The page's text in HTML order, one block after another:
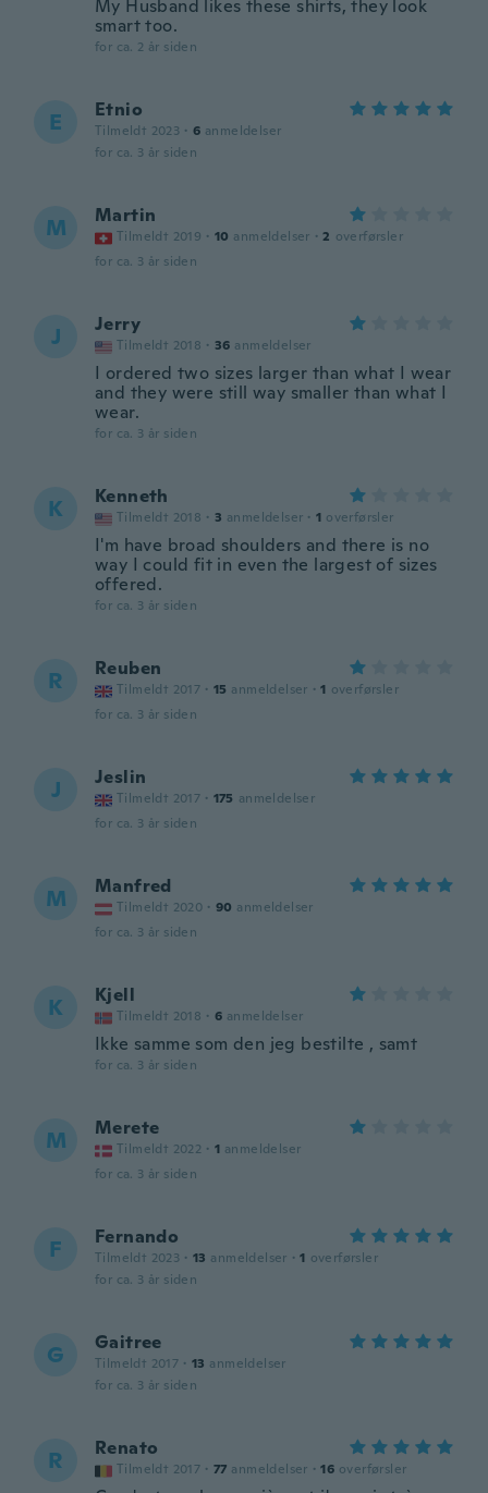
My Husband likes these shirts, they look
smart too.
for ca. 2 år siden
E Etnio
Tilmeldt 2023 · 6 anmeldelser
for ca. 3 år siden
M Martin
Tilmeldt 2019 · 10 anmeldelser · 2 overførsler
for ca. 3 år siden
J Jerry
Tilmeldt 2018 · 36 anmeldelser
I ordered two sizes larger than what I wear
and they were still way smaller than what I
wear.
for ca. 3 år siden
K Kenneth
Tilmeldt 2018 · 3 anmeldelser · 1 overførsler
I'm have broad shoulders and there is no
way I could fit in even the largest of sizes
offered.
for ca. 3 år siden
R Reuben
Tilmeldt 2017 · 15 anmeldelser · 1 overførsler
for ca. 3 år siden
J Jeslin
Tilmeldt 2017 · 175 anmeldelser
for ca. 3 år siden
M Manfred
Tilmeldt 2020 · 90 anmeldelser
for ca. 3 år siden
K Kjell
Tilmeldt 2018 · 6 anmeldelser
Ikke samme som den jeg bestilte , samt
for ca. 3 år siden
M Merete
Tilmeldt 2022 · 1 anmeldelser
for ca. 3 år siden
F Fernando
Tilmeldt 2023 · 13 anmeldelser · 1 overførsler
for ca. 3 år siden
G Gaitree
Tilmeldt 2017 · 13 anmeldelser
for ca. 3 år siden
R Renato
Tilmeldt 2017 · 77 anmeldelser · 16 overførsler